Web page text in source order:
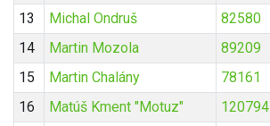
13
Michal Ondruš 82580
14
Martin Mozola 89209
15
Martin Chalány 78161
16
Matúš Kment "Motuz" 120794